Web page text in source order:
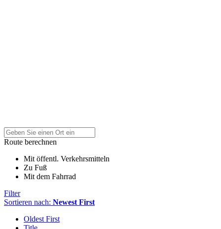
Route berechnen
Mit öffentl. Verkehrsmitteln
Zu Fuß
Mit dem Fahrrad
Filter
Sortieren nach: Newest First
Oldest First